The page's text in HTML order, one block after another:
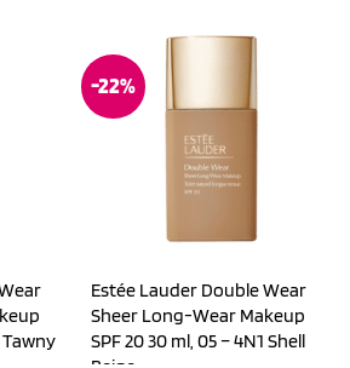
Tawny
-22%
Estée Lauder Double Wear
Sheer Long-Wear Makeup
SPF 20 30 ml, 05 – 4N1 Shell